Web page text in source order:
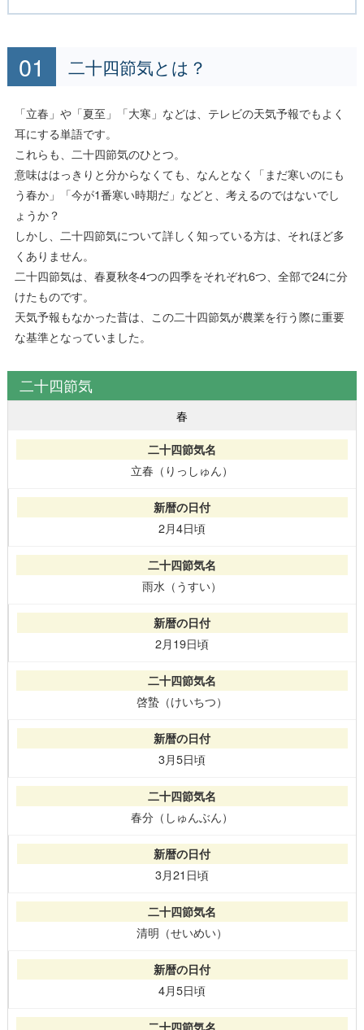
二十四節気とは？
「立春」や「夏至」「大寒」などは、テレビの天気予報でもよく
耳にする単語です。
これらも、二十四節気のひとつ。
意味ははっきりと分からなくても、なんとなく「まだ寒いのにも
う春か」「今が1番寒い時期だ」などと、考えるのではないでし
ょうか？
しかし、二十四節気について詳しく知っている方は、それほど多
くありません。
二十四節気は、春夏秋冬4つの四季をそれぞれ6つ、全部で24に分
けたものです。
天気予報もなかった昔は、この二十四節気が農業を行う際に重要
な基準となっていました。
二十四節気
春
立春（りっしゅん）
2月4日頃
雨水（うすい）
2月19日頃
啓蟄（けいちつ）
3月5日頃
春分（しゅんぶん）
3月21日頃
清明（せいめい）
4月5日頃